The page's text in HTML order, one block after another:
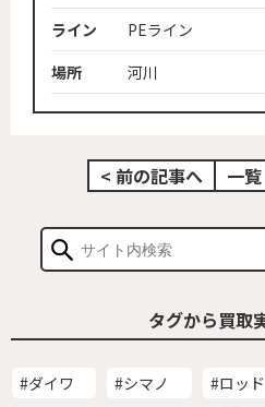
ライン
PEライン
場所
河川
< 前の記事へ 一覧
タグから買取
#ダイワ #シマノ #ロッド